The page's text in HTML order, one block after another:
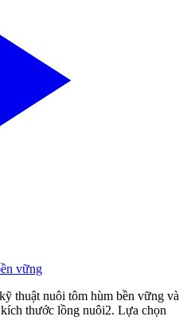
vững
thuật nuôi tôm hùm bền vững và
thước lồng nuôi2. Lựa chọn